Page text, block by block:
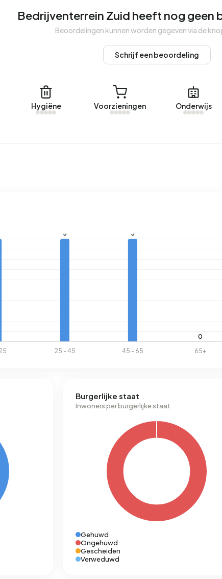
Bedrijventerrein Zuid heeft nog geen
Beoordelingen kunnen worden gegeven via de
Schrijf een beoordeling
Hygiëne Voorzieningen Onderwijs
Burgerlijke staat
Inwoners per burgerlijke staat
Gehuwd
Ongehuwd
Gescheiden
Verweduwd